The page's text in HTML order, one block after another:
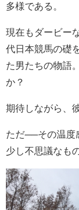
多様である。
現在もダービー
代日本競馬の礎
た男たちの物語
か？
期待しながら、
ただ──その温度
少し不思議なも